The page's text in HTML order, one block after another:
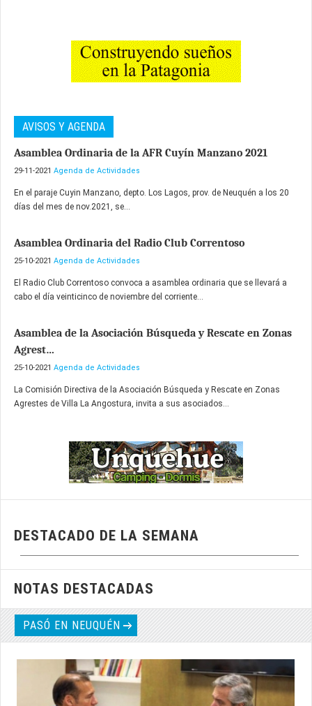
AVISOS Y AGENDA
Asamblea Ordinaria de la AFR Cuyín Manzano 2021
29-11-2021 Agenda de Actividades
En el paraje Cuyin Manzano, depto. Los Lagos, prov. de Neuquén a los 20
días del mes de nov.2021, se...
Asamblea Ordinaria del Radio Club Correntoso
25-10-2021 Agenda de Actividades
El Radio Club Correntoso convoca a asamblea ordinaria que se llevará a
cabo el día veinticinco de noviembre del corriente...
Asamblea de la Asociación Búsqueda y Rescate en Zonas
Agrest…
25-10-2021 Agenda de Actividades
La Comisión Directiva de la Asociación Búsqueda y Rescate en Zonas
Agrestes de Villa La Angostura, invita a sus asociados...
DESTACADO DE LA SEMANA
Muy buenos números dejó esta
temporada i…
Tuvo un promedio del 62 por ciento, superando a temporadas
vinieron desde la provincia de Buenos Aires. La provincia...
NOTAS DESTACADAS
PASÓ EN NEUQUÉN